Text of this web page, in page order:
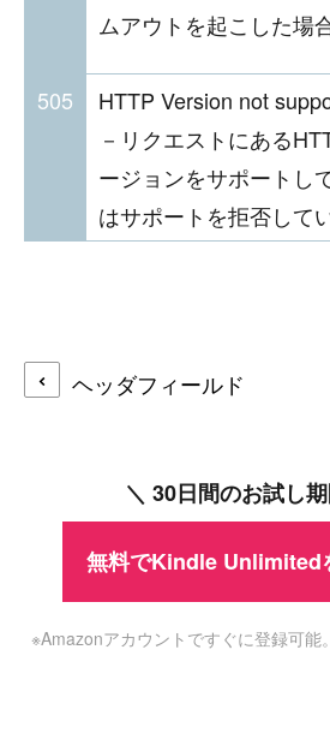
ムアウトを起こした場
505
HTTP Version not
－リクエストにある
ージョンをサポートし
はサポートを拒否して
ヘッダフィールド
＼ 30日間のお試し
無料でKindle Unlimited
※Amazonアカウントですぐに登録可能